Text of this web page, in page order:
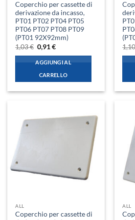
Coperchio per cassette di
derivazione da incasso,
PT01 PT02 PT04 PT05
PT06 PT07 PT08 PT09
(PT01 92X92mm)
1,03€ Il
prezzo
originale
era:
1,03 €.
0,91€Il
attuale
è:
0,91 €.
AGGIUNGI AL
CARRELLO
ALL
Coperchio per cassette di
ALL